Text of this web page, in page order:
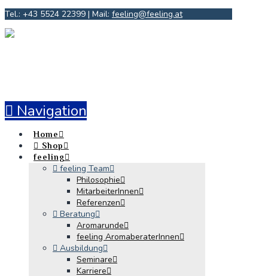
Tel.: +43 5524 22399 | Mail: feeling@feeling.at
Navigation
Home
Shop
feeling
feeling Team
Philosophie
MitarbeiterInnen
Referenzen
Beratung
Aromarunde
feeling AromaberaterInnen
Ausbildung
Seminare
Karriere